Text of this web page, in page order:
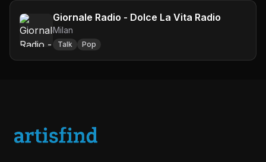
Giornale Radio - Dolce La Vita Radio
Milan
Talk Pop